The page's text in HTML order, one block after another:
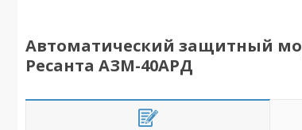
Автоматический защитный
Ресанта АЗМ-40АРД